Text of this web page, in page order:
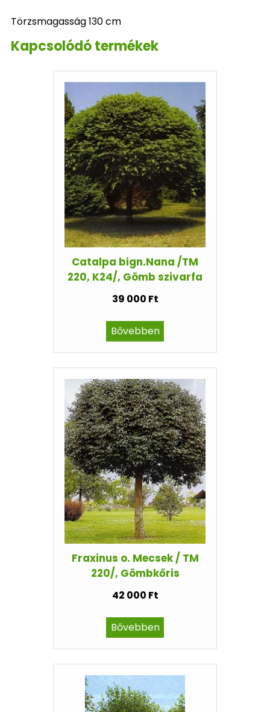
Törzsmagasság 130 cm
Kapcsolódó termékek
Catalpa bign.Nana /TM
220, K24/, Gömb szivarfa
39 000 Ft
Bővebben
Fraxinus o. Mecsek / TM
220/, Gömbkőris
42 000 Ft
Bővebben